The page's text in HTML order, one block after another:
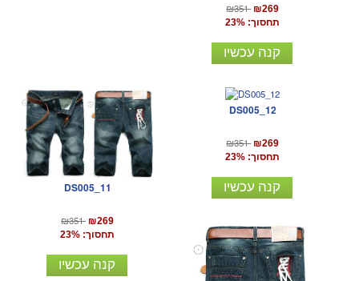
₪351 ₪269
תחסוך: 23%
קנה עכשיו
DS005_11
₪351 ₪269
תחסוך: 23%
קנה עכשיו
DS005_12
₪351 ₪269
תחסוך: 23%
קנה עכשיו